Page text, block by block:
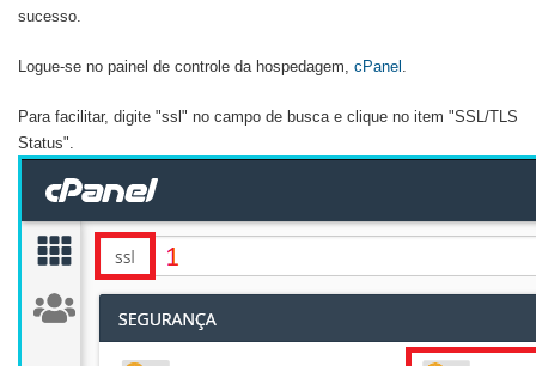
sucesso.
Logue-se no painel de controle da hospedagem, cPanel .
Para facilitar, digite "ssl" no campo de busca e clique no item "SSL/TLS
Status".